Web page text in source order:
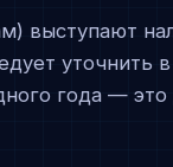
выступают
уточнить
года —